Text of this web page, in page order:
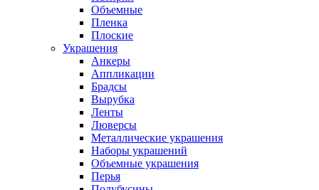
Объемные
Пленка
Плоские
Украшения
Анкеры
Аппликации
Брадсы
Вырубка
Ленты
Люверсы
Металлические украшения
Наборы украшений
Объемные украшения
Перья